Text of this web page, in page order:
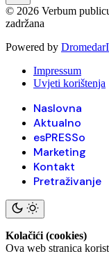
© 2026 Verbum
zadržana
Powered by
Impressum
Uvjeti korištenja
Naslovna
Aktualno
esPRESSo
Marketing
Kontakt
Pretraživanje
Kolačići (cookies)
Ova web stranica